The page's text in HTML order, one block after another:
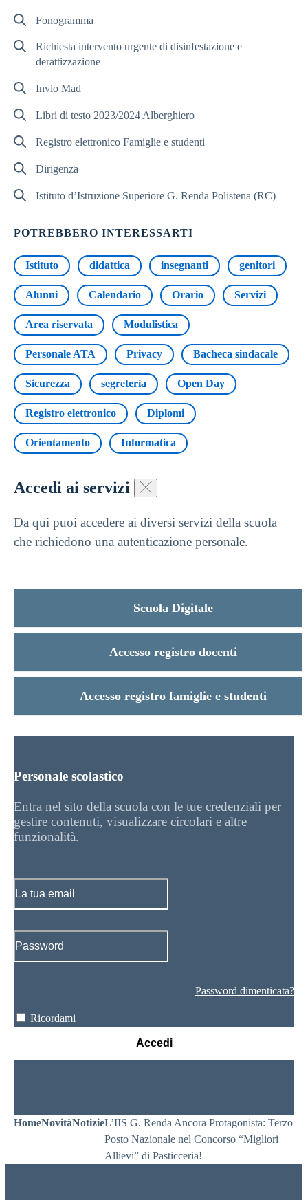
Fonogramma
Richiesta intervento urgente di disinfestazione e
derattizzazione
Invio Mad
Libri di testo 2023/2024 Alberghiero
Registro elettronico Famiglie e studenti
Dirigenza
Istituto d’Istruzione Superiore G. Renda Polistena (RC)
POTREBBERO INTERESSARTI
Istituto didattica insegnanti genitori
Alunni Calendario Orario Servizi
Area riservata Modulistica
Personale ATA Privacy Bacheca sindacale
Sicurezza segreteria Open Day
Registro elettronico Diplomi
Orientamento Informatica
Accedi ai servizi
Da qui puoi accedere ai diversi servizi della scuola
che richiedono una autenticazione personale.
Scuola Digitale
Accesso registro docenti
Accesso registro famiglie e studenti
Personale scolastico
Entra nel sito della scuola con le tue credenziali per
gestire contenuti, visualizzare circolari e altre
funzionalità.
Password dimenticata?
Ricordami
Accedi
HomeNovitàNotizieL’IIS G. Renda Ancora Protagonista: Terzo
Posto Nazionale nel Concorso “Migliori
Allievi” di Pasticceria!